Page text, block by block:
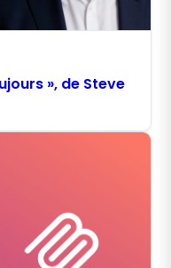
», de Steve